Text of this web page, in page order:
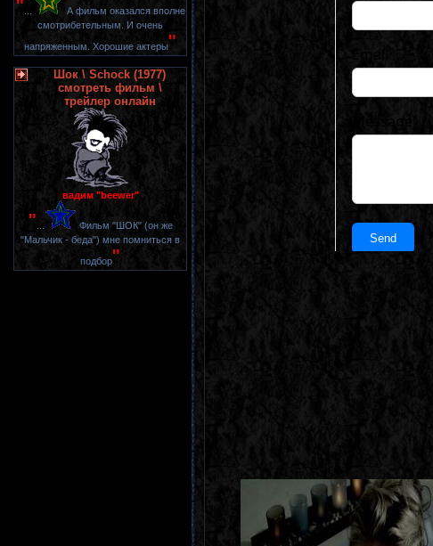
"
А фильм оказался вполне
смотрибетельным. И очень
напряженным. Хорошие актеры"
Шок \ Schock (1977)
смотреть фильм \
трейлер онлайн
вадим "beewer"
"
Фильм "ШОК" (он же
"Мальчик - беда") мне помниться в
подбор"